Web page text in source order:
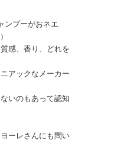
ンプーがおネエ
感、香り、どれを
アックなメーカー
いのもあって認知
ーレさんにも問い